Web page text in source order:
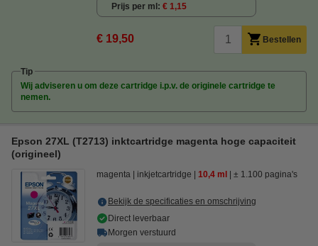
Prijs per ml € 1,15
€ 19,50 Bestellen
Tip
Wij adviseren u om deze cartridge i.p.v. de originele cartridge te
nemen.
Epson 27XL (T2713) inktcartridge magenta hoge capaciteit
(origineel)
magenta inkjetcartridge 10,4 ml ± 1.100 pagina's
Bekijk de specificaties en omschrijving
Direct leverbaar
Morgen verstuurd